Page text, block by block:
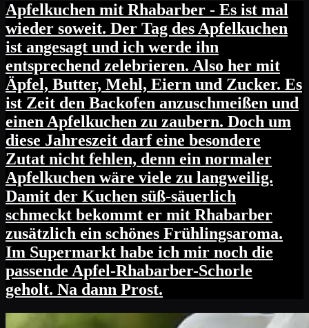
Apfelkuchen mit Rhabarber - Es ist mal
wieder soweit. Der Tag des Apfelkuchen
ist angesagt und ich werde ihn
entsprechend zelebrieren. Also her mit
Äpfel, Butter, Mehl, Eiern und Zucker. Es
ist Zeit den Backofen anzuschmeißen und
einen Apfelkuchen zu zaubern. Doch um
diese Jahreszeit darf eine besondere
Zutat nicht fehlen, denn ein normaler
Apfelkuchen wäre viele zu langweilig.
Damit der Kuchen süß-säuerlich
schmeckt bekommt er mit Rhabarber
zusätzlich ein schönes Frühlingsaroma.
Im Supermarkt habe ich mir noch die
passende Apfel-Rhabarber-Schorle
geholt. Na dann Prost.